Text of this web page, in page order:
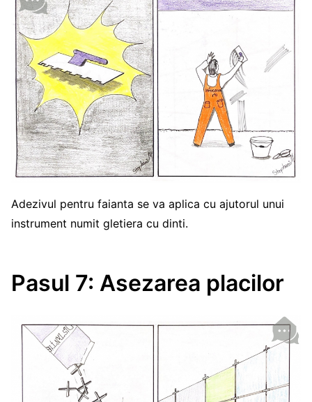
Adezivul pentru faianta se va aplica cu ajutorul unui
instrument numit gletiera cu dinti.
Pasul 7: Asezarea placilor